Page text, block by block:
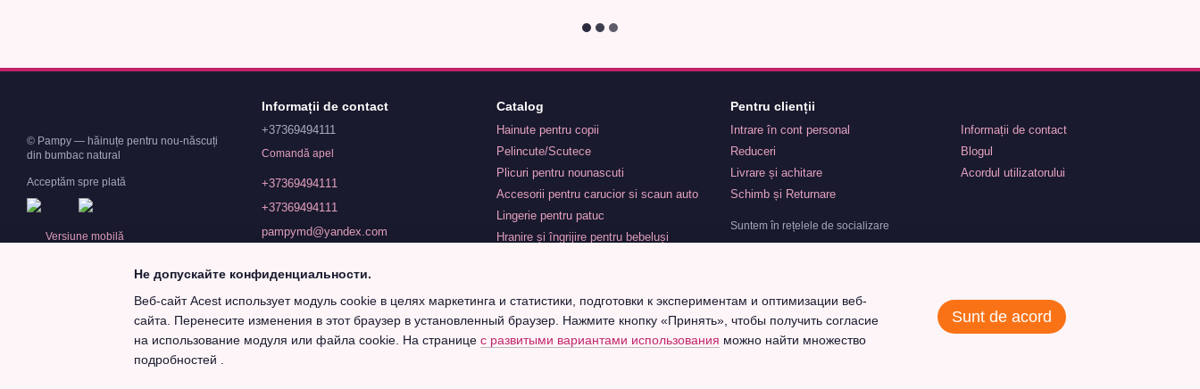
© Pampy — hăinuțe pentru nou-născuți
din bumbac natural
Acceptăm spre plată
Versiune mobilă
Magazin online creat cu Horoshop
Informații de contact
+37369494111
Comandă apel
+37369494111
+37369494111
pampymd@yandex.com
Cahul, 31 August 13B
Catalog
Hainute pentru copii
Pelincute/Scutece
Plicuri pentru nounascuti
Accesorii pentru carucior si scaun auto
Lingerie pentru patuc
Hranire și îngrijire pentru bebeluși
Comanda personalizata
Botez
Pentru clienții
Intrare în cont personal
Reduceri
Livrare și achitare
Schimb și Returnare
Informații de contact
Blogul
Acordul utilizatorului
Suntem în rețelele de socializare
Не допускайте конфиденциальности.
Веб-сайт Acest использует модуль cookie в целях маркетинга и статистики, подготовки к экспериментам и оптимизации веб-
сайта. Перенесите изменения в этот браузер в установленный браузер. Нажмите кнопку «Принять», чтобы получить согласие
на использование модуля или файла cookie. На странице с развитыми вариантами использования можно найти множество
подробностей
Sunt de acord